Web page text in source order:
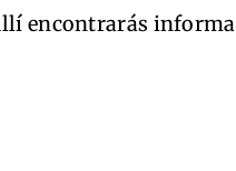
encontrarás